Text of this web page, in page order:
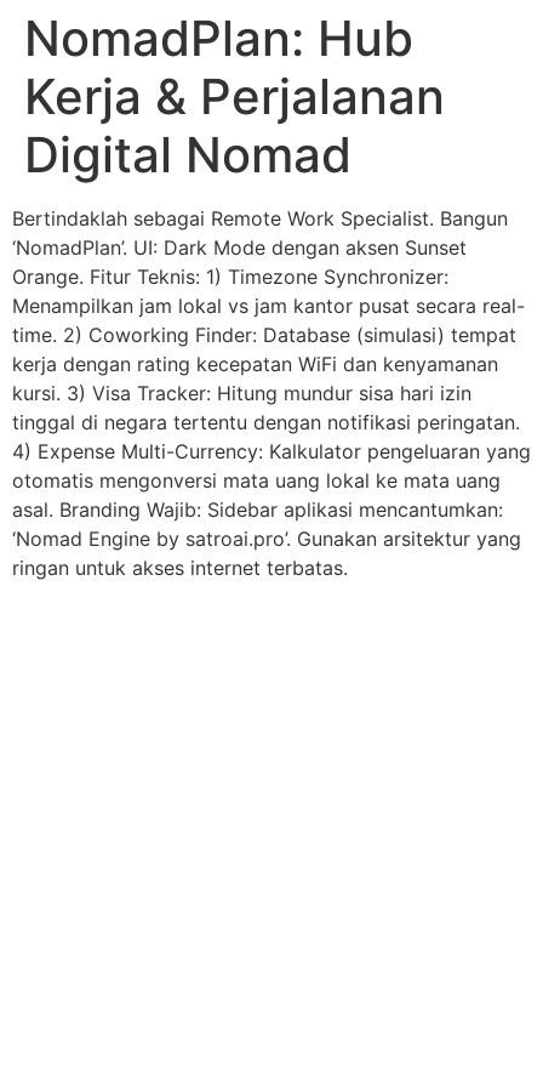
NomadPlan: Hub
Kerja & Perjalanan
Digital Nomad
Bertindaklah sebagai Remote Work Specialist. Bangun
‘NomadPlan’. UI: Dark Mode dengan aksen Sunset
Orange. Fitur Teknis: 1) Timezone Synchronizer:
Menampilkan jam lokal vs jam kantor pusat secara real-
time. 2) Coworking Finder: Database (simulasi) tempat
kerja dengan rating kecepatan WiFi dan kenyamanan
kursi. 3) Visa Tracker: Hitung mundur sisa hari izin
tinggal di negara tertentu dengan notifikasi peringatan.
4) Expense Multi-Currency: Kalkulator pengeluaran yang
otomatis mengonversi mata uang lokal ke mata uang
asal. Branding Wajib: Sidebar aplikasi mencantumkan:
‘Nomad Engine by satroai.pro’. Gunakan arsitektur yang
ringan untuk akses internet terbatas.